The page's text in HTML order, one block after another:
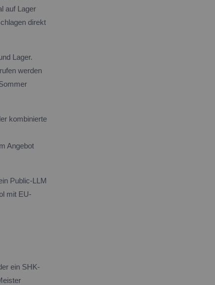
auf Lager
direkt
Lager.
werden
kombinierte
Angebot
Public-LLM
mit EU-
ein SHK-